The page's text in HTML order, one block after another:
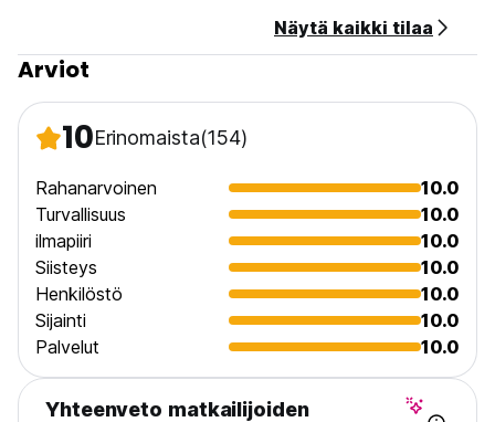
käydä niin, että seisot suljettujen ovien edessä.
Ei ulkonaliikkumiskieltoa.
Ei lemmikkejä.
Oleskelun enimmäiskesto on 14 päivää. (Auto-translated
from original language)
Näytä kaikki tilaa
Arviot
10Erinomaista(154)
Rahanarvoinen
10.0
Turvallisuus
10.0
ilmapiiri
10.0
Siisteys
10.0
Henkilöstö
10.0
Sijainti
10.0
Palvelut
10.0
Yhteenveto matkailijoiden